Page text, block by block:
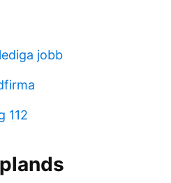
jobb
112